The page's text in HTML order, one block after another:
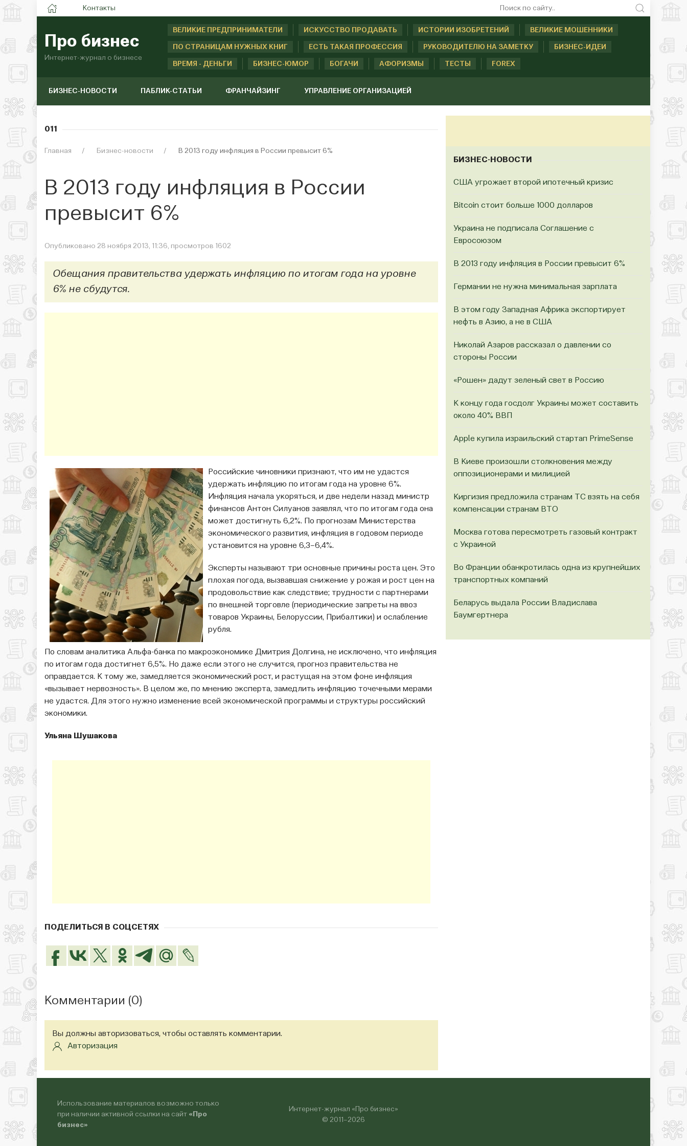
Контакты
Про бизнес
Интернет-журнал о бизнесе
ВЕЛИКИЕ ПРЕДПРИНИМАТЕЛИ ИСКУССТВО ПРОДАВАТЬ ИСТОРИИ ИЗОБРЕТЕНИЙ ВЕЛИКИЕ МОШЕННИКИ
ПО СТРАНИЦАМ НУЖНЫХ КНИГ ЕСТЬ ТАКАЯ ПРОФЕССИЯ РУКОВОДИТЕЛЮ НА ЗАМЕТКУ БИЗНЕС-ИДЕИ
ВРЕМЯ - ДЕНЬГИ БИЗНЕС-ЮМОР БОГАЧИ АФОРИЗМЫ ТЕСТЫ FOREX
БИЗНЕС-НОВОСТИ ПАБЛИК-СТАТЬИ ФРАНЧАЙЗИНГ УПРАВЛЕНИЕ ОРГАНИЗАЦИЕЙ
011
Главная Бизнес-новости В 2013 году инфляция в России превысит 6%
В 2013 году инфляция в России
превысит 6%
Опубликовано 28 ноября 2013, 11:36, просмотров 1602
Обещания правительства удержать инфляцию по итогам года на уровне
6% не сбудутся.
Российские чиновники признают, что им не удастся
удержать инфляцию по итогам года на уровне 6%.
Инфляция начала укоряться, и две недели назад министр
финансов Антон Силуанов заявлял, что по итогам года она
может достигнуть 6,2%. По прогнозам Министерства
экономического развития, инфляция в годовом периоде
установится на уровне 6,3–6,4%.
Эксперты называют три основные причины роста цен. Это
плохая погода, вызвавшая снижение у рожая и рост цен на
продовольствие как следствие; трудности с партнерами
по внешней торговле (периодические запреты на ввоз
товаров Украины, Белоруссии, Прибалтики) и ослабление
рубля.
По словам аналитика Альфа-банка по макроэкономике Дмитрия Долгина, не исключено, что инфляция
по итогам года достигнет 6,5%. Но даже если этого не случится, прогноз правительства не
оправдается. К тому же, замедляется экономический рост, и растущая на этом фоне инфляция
«вызывает нервозность». В целом же, по мнению эксперта, замедлить инфляцию точечными мерами
не удастся. Для этого нужно изменение всей экономической программы и структуры российский
экономики.
Ульяна Шушакова
ПОДЕЛИТЬСЯ В СОЦСЕТЯХ
Комментарии (0)
Вы должны авторизоваться, чтобы оставлять комментарии.
Авторизация
БИЗНЕС-НОВОСТИ
США угрожает второй ипотечный кризис
Bitcoin стоит больше 1000 долларов
Украина не подписала Соглашение с
Евросоюзом
В 2013 году инфляция в России превысит 6%
Германии не нужна минимальная зарплата
В этом году Западная Африка экспортирует
нефть в Азию, а не в США
Николай Азаров рассказал о давлении со
стороны России
«Рошен» дадут зеленый свет в Россию
К концу года госдолг Украины может составить
около 40% ВВП
Apple купила израильский стартап PrimeSense
В Киеве произошли столкновения между
оппозиционерами и милицией
Киргизия предложила странам ТС взять на себя
компенсации странам ВТО
Москва готова пересмотреть газовый контракт
с Украиной
Во Франции обанкротилась одна из крупнейших
транспортных компаний
Беларусь выдала России Владислава
Баумгертнера
Использование материалов возможно только
при наличии активной ссылки на сайт «Про
бизнес»
Интернет-журнал «Про бизнес»
© 2011–2026